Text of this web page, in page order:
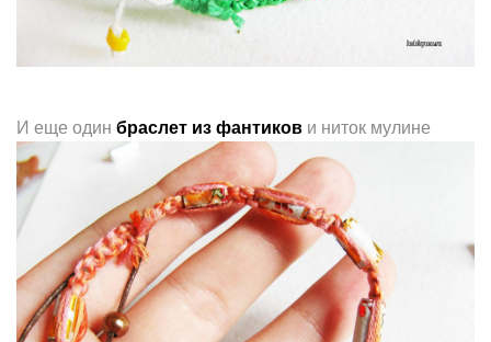
И еще один браслет из фантиков и ниток мулине